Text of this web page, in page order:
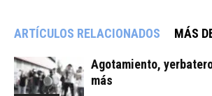
ARTÍCULOS RELACIONADOS MÁS
Agotamiento,
más